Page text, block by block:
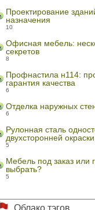
Проектирование
назначения
10
Офисная мебель:
секретов
8
Профнастила н114:
гарантия качества
6
Отделка наружных
6
Рулонная сталь
двухсторонней окраски
5
Мебель под заказ или
выбрать?
5
Облако тэгов